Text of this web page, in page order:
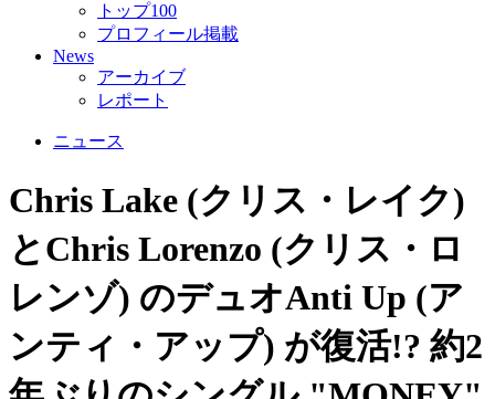
トップ100
プロフィール掲載
News
アーカイブ
レポート
ニュース
Chris Lake (クリス・レイク)
とChris Lorenzo (クリス・ロ
レンゾ) のデュオAnti Up (ア
ンティ・アップ) が復活!? 約2